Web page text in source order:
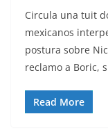
Circula una tuit
mexicanos
postura sobre
reclamo a Boric,
Read More